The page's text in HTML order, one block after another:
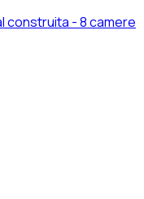
construita - 8 camere